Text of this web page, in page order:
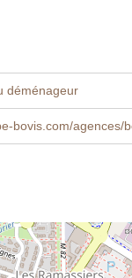
déménageur
bovis.com/agences/